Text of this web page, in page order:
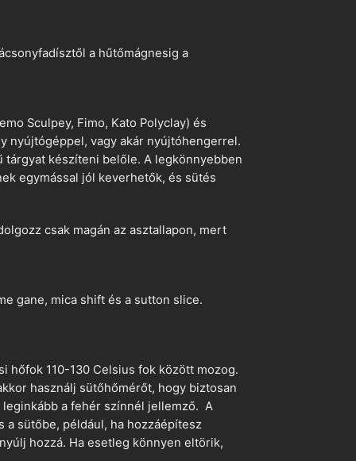
a hűtőmágnesig a
Sculpey, Fimo, Kato Polyclay) és
nyújtógéppel, vagy akár nyújtóhengerrel.
készíteni belőle. A legkönnyebben
egymással jól keverhetők, és sütés
csak magán az asztallapon, mert
gane, mica shift és a sutton slice.
hőfok 110-130 Celsius fok között mozog.
használj sütőhőmérőt, hogy biztosan
a fehér színnél jellemző. A
a sütőbe, például, ha hozzáépítesz
hozzá. Ha esetleg könnyen eltörik,